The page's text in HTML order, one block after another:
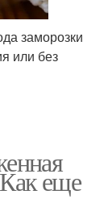
заморозки
или без
еще